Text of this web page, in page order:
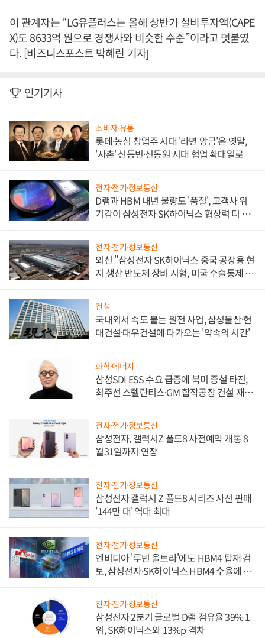
이 관계자는 “LG유플러스는 올해 상반기 설비투자액(CAPE
X)도 8633억 원으로 경쟁사와 비슷한 수준”이라고 덧붙였
다. [비즈니스포스트 박혜린 기자]
인기기사
소비자·유통
롯데·농심 창업주 시대 '라면 앙금'은 옛말,
'사촌' 신동빈·신동원 시대 협업 확대일로
전자·전기·정보통신
D램과 HBM 내년 물량도 '품절', 고객사 위
기감이 삼성전자 SK하이닉스 협상력 더 키
전자·전기·정보통신
외신 "삼성전자 SK하이닉스 중국 공장용 현
지 생산 반도체 장비 시험, 미국 수출통제 대
건설
국내외서 속도 붙는 원전 사업, 삼성물산·현
대건설·대우건설에 다가오는 '약속의 시간'
화학·에너지
삼성SDI ESS 수요 급증에 북미 증설 타진,
최주선 스텔란티스·GM 합작공장 건설 재추
전자·전기·정보통신
삼성전자, 갤럭시Z 폴드8 사전예약 개통 8
월31일까지 연장
전자·전기·정보통신
삼성전자 갤럭시 Z 폴드8 시리즈 사전 판매
'144만 대' 역대 최대
전자·전기·정보통신
엔비디아 '루빈 울트라'에도 HBM4 탑재 검
토, 삼성전자·SK하이닉스 HBM4 수율에 주
전자·전기·정보통신
삼성전자 2분기 글로벌 D램 점유율 39% 1
위, SK하이닉스와 13%p 격차